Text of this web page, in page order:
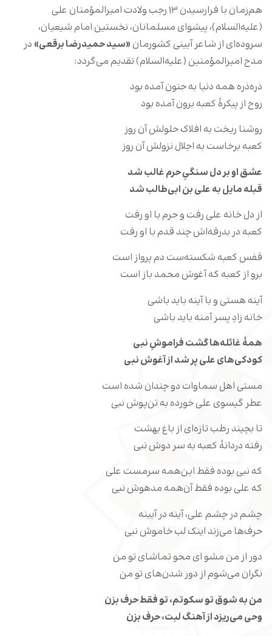
هم‌زمان با فرارسیدن ۱۳ رجب ولادت امیرالمؤمنان علی
(علیه‌السلام)، پیشوای مسلمانان، نخستین امام شیعیان،
سروده‌ای از شاعر آیینی کشورمان «سید حمیدرضا برقعی» در
مدح امیرالمؤمنین (علیه‌السلام) تقدیم می‌گردد:
ذره‌ذره همه دنیا به جنون آمده بود
روح از پیکرۀ کعبه برون آمده بود
روشنا ریخت به افلاک حلولش آن روز
کعبه برخاست به اجلال نزولش آن روز
عشق او بر دل سنگیِ حرم غالب شد
قبله مایل به علی بن ابی‌طالب شد
از دل خانه علی رفت و حرم با او رفت
کعبه در بدرقه‌‌اش چند قدم با او رفت
قفس کعبه شکسته‌‌ست دم پرواز است
برو از کعبه که آغوش محمد باز است
آینه هستی و با آینه باید باشی
خانه زادِ پسر آمنه باید باشی
همۀ غائله‌‌ها گشت فراموشِ نبی
کودکی‌‌های علی پر شد از آغوش نبی
مستی اهل سماوات دو چندان شده است
عطر گیسوی علی خورده به تن‌‌پوش نبی
تا بچیند رطب تازه‌ای از باغ بهشت
رفته دردانۀ کعبه به سر دوش نبی
که نبی بوده فقط این‌همه سرمست علی
که علی بوده فقط آن‌همه مدهوش نبی
چشم در چشم علی، آینه در آیینه
حرف‌‌ها می‌زند اینک لب خاموش نبی
دور از من مشو ای محو تماشای تو من
نگران می‌شوم از دور شدن‌‌های تو من
من به شوق تو سکوتم، تو فقط حرف بزن
وحی می‌‌ریزد از آهنگ لبت، حرف بزن